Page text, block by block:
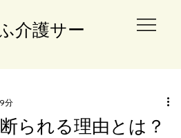
介護サー
られる理由とは？
分